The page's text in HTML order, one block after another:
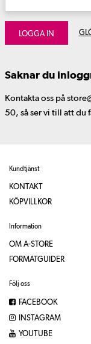
LOGGA IN
Saknar du
Kontakta oss på
50, så ser vi till att du
Kundtjänst
KONTAKT
KÖPVILLKOR
Information
OM A-STORE
FORMATGUIDER
Följ oss
FACEBOOK
INSTAGRAM
YOUTUBE